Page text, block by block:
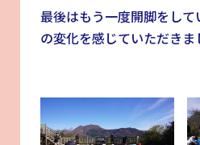
最後はもう一度開脚をし
の変化を感じていただきま